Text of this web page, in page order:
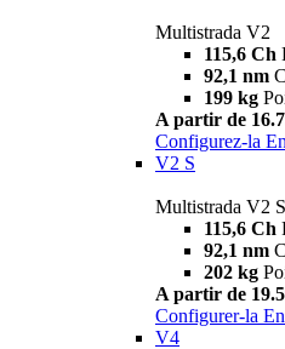
Multistrada V2
115,6 Ch
92,1 nm
199 kg
A partir de
Configurez-la
V2 S
Multistrada V2 S
115,6 Ch
92,1 nm
202 kg
A partir de
Configurer-la
V4